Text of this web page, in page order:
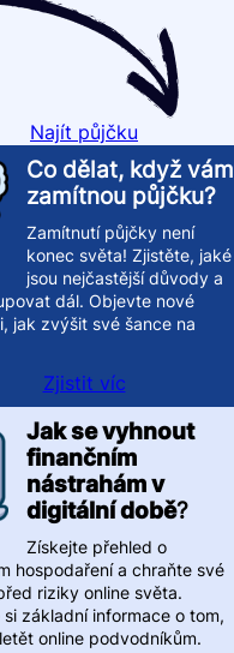
Najít půjčku
Co dělat, když vám
zamítnou půjčku?
Zamítnutí půjčky není
konec světa! Zjistěte, jaké
jsou nejčastější důvody a
dál. Objevte nové
jak zvýšit své šance na
Zjistit víc
Jak se vyhnout
finančním
nástrahám v
digitální době?
Získejte přehled o
hospodaření a chraňte své
riziky online světa.
základní informace o tom,
online podvodníkům.